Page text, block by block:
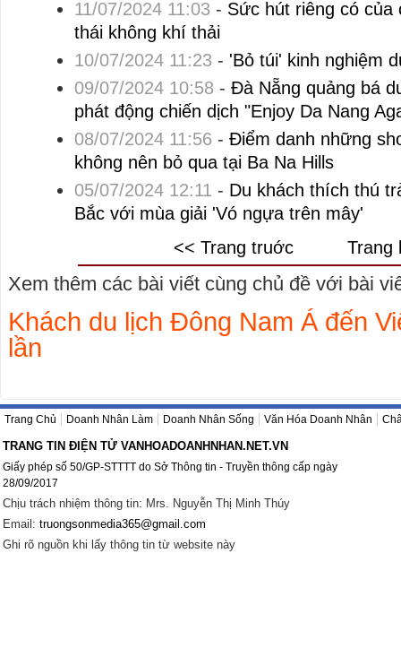
11/07/2024 11:03 - Sức hút riêng có của
thái không khí thải
10/07/2024 11:23 - 'Bỏ túi' kinh nghiệm
09/07/2024 10:58 - Đà Nẵng quảng bá
phát động chiến dịch "Enjoy Da Nang
08/07/2024 11:56 - Điểm danh những
không nên bỏ qua tại Ba Na Hills
05/07/2024 12:11 - Du khách thích thú
Bắc với mùa giải 'Vó ngựa trên mây'
<< Trang truớc
Trang
Xem thêm các bài viết cùng chủ đề với bài
Khách du lịch Đông Nam Á đến
lần
Trang Chủ Doanh Nhân Làm Doanh Nhân Sống Văn Hóa Doanh Nhân
TRANG TIN ĐIỆN TỬ VANHOADOANHNHAN.NET.VN
Giấy phép số 50/GP-STTTT do Sở Thông tin - Truyền thông cấp ngày
28/09/2017
Chịu trách nhiệm thông tin: Mrs. Nguyễn Thị Minh Thúy
Email: truongsonmedia365@gmail.com
Ghi rõ nguồn khi lấy thông tin từ website này